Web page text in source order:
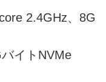
2.4GHz、8G
イトNVMe